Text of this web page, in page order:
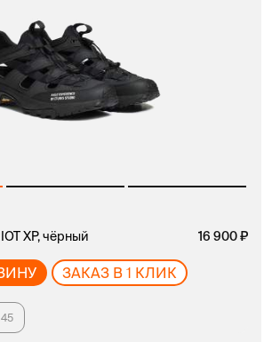
XP, чёрный
16 900
ЗАКАЗ В 1 КЛИК
45